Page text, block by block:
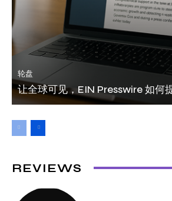
轮盘
让全球可见，EIN Presswire 如何
REVIEWS